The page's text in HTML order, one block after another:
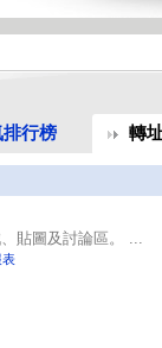
排行榜 轉
貼圖及討論區。 ...
表